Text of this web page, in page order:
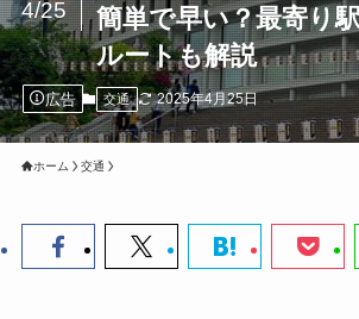
簡単で早い？最寄り
ルートも解説
4/25
広告 交通 2025年4月25日
ホーム 交通